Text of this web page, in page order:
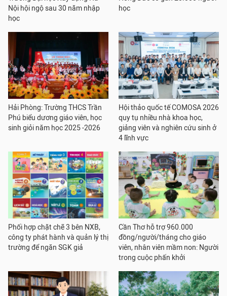
Nội hội ngộ sau 30 năm nhập
học
học
Hải Phòng: Trường THCS Trần
Phú biểu dương giáo viên, học
sinh giỏi năm học 2025 -2026
Hội thảo quốc tế COMOSA 2026
quy tụ nhiều nhà khoa học,
giảng viên và nghiên cứu sinh ở
4 lĩnh vực
Phối hợp chặt chẽ 3 bên NXB,
công ty phát hành và quản lý thị
trường để ngăn SGK giả
Cần Thơ hỗ trợ 960.000
đồng/người/tháng cho giáo
viên, nhân viên mầm non: Người
trong cuộc phấn khởi